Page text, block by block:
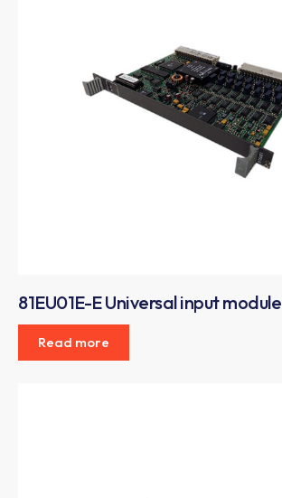
81EU01E-E Universal input module
Read more